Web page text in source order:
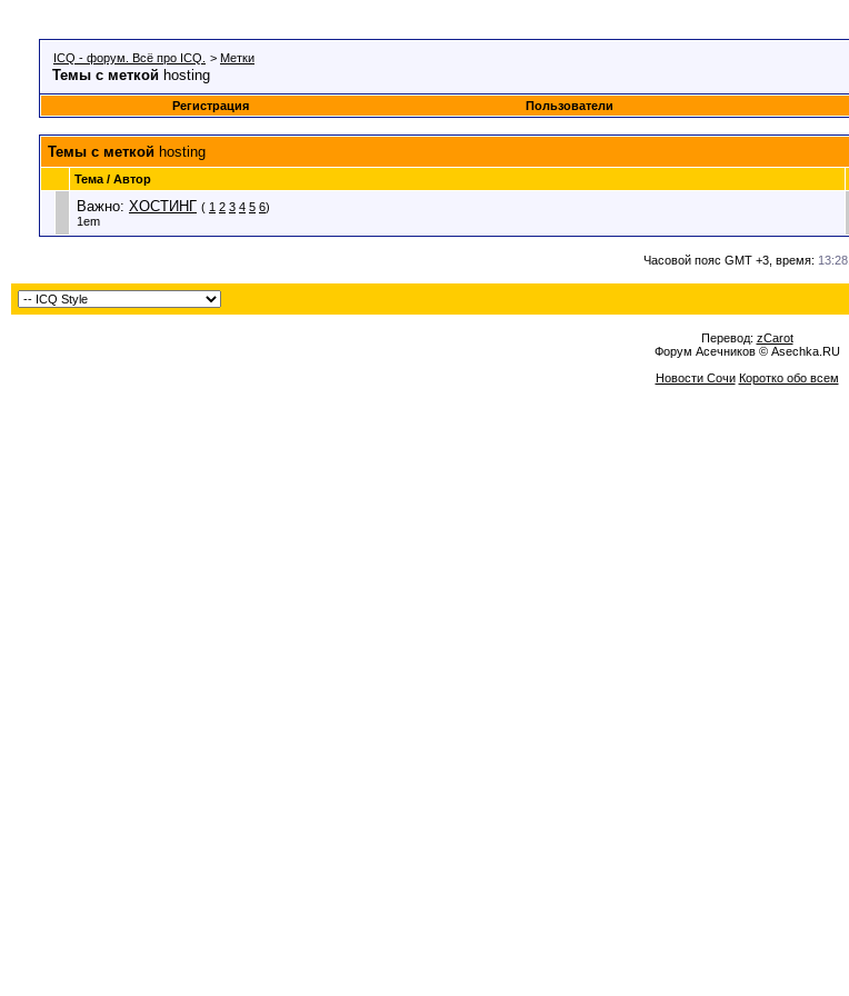
ICQ - форум. Всё про ICQ. > Метки
Темы с меткой hosting
Регистрация
Пользователи
Темы с меткой hosting
Тема / Автор
Важно: ХОСТИНГ ( 1 2 3 4 5 6)
1em
Часовой пояс GMT +3, время: 13:28.
Перевод: zCarot
Форум Асечников © Asechka.RU
Новости Сочи Коротко обо всем